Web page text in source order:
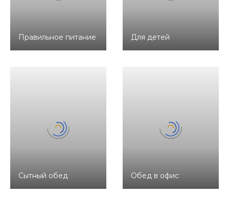
Правильное питание Для детей
Сытный обед Обед в офис